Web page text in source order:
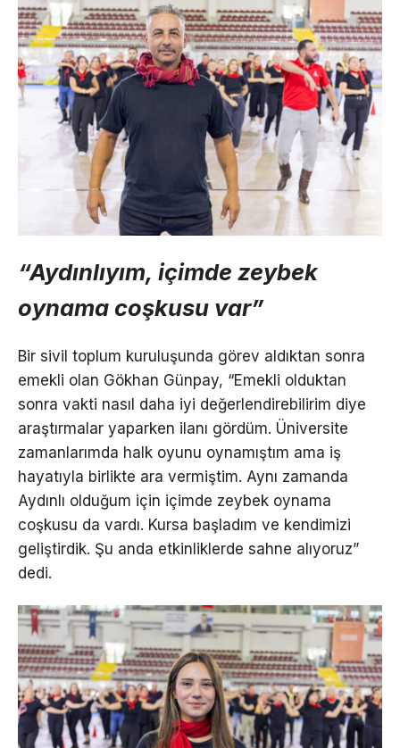
“Aydınlıyım, içimde zeybek
oynama coşkusu var”
Bir sivil toplum kuruluşunda görev aldıktan sonra
emekli olan Gökhan Günpay, “Emekli olduktan
sonra vakti nasıl daha iyi değerlendirebilirim diye
araştırmalar yaparken ilanı gördüm. Üniversite
zamanlarımda halk oyunu oynamıştım ama iş
hayatıyla birlikte ara vermiştim. Aynı zamanda
Aydınlı olduğum için içimde zeybek oynama
coşkusu da vardı. Kursa başladım ve kendimizi
geliştirdik. Şu anda etkinliklerde sahne alıyoruz”
dedi.